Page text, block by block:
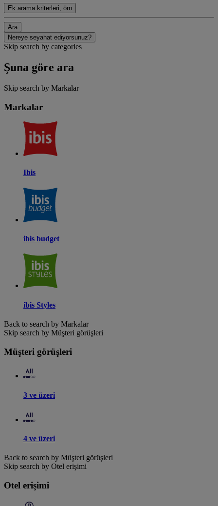
Ek arama kriterleri, örn
Ara
Nereye seyahat ediyorsunuz?
Skip search by categories
Şuna göre ara
Skip search by Markalar
Markalar
Ibis
ibis budget
ibis Styles
Back to search by Markalar
Skip search by Müşteri görüşleri
Müşteri görüşleri
3 ve üzeri
4 ve üzeri
Back to search by Müşteri görüşleri
Skip search by Otel erişimi
Otel erişimi